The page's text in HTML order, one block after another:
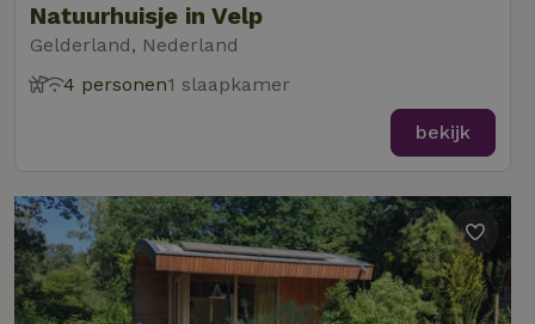
Natuurhuisje in Velp
Gelderland, Nederland
4 personen1 slaapkamer
bekijk